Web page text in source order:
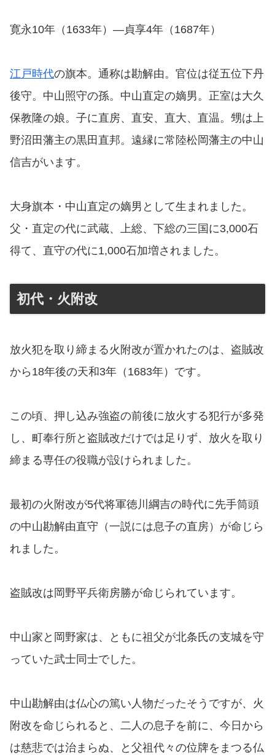
寛永10年（1633年）―貞享4年（1687年）
江戸時代の旗本。通称は勘解由。官位は従五位下丹
後守。中山照守の孫。中山直定の嫡男。正室は大久
保教隆の娘。子に直房、直安、直大、直温。甥は上
野沼田藩主の黒田直邦。遠縁に常陸松岡藩主の中山
信吉がいます。
大身旗本・中山直定の嫡男として生まれました。
父・直定の代に武蔵、上総、下総の三国に3,000石
得て、直守の代に1,000石加増されました。
初代・火附改
放火犯を取り締まる火附改が置かれたのは、盗賊改
から18年後の天和3年（1683年）です。
この頃、押し込み強盗の前後に放火する犯行が多発
し、町奉行所と盗賊改だけでは足りず、放火を取り
締まる専任の役職が設けられました。
最初の火附改が5代将軍徳川綱吉の時代に先手筒頭
の中山勘解由直守（一説には息子の直房）が命じら
れました。
盗賊改は岡野平兵衛房勝が命じられています。
中山家と岡野家は、ともに祖父が北条氏の支城を守
っていた武士同士でした。
中山勘解由は仏心の篤い人物だったそうですが、火
附改を命じられると、二人の息子を前に、今日から
は慈悲では治まらぬ、と父祖代々の位牌をまつる仏